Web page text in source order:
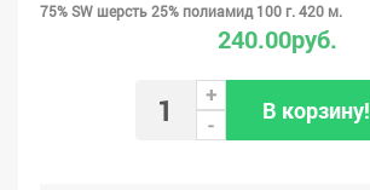
75% SW шерсть 25% полиамид 100 г. 420 м.
240.00руб.
+
-
В корзину!